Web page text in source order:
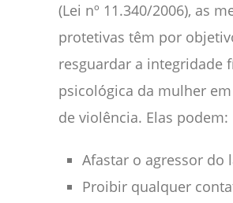
(Lei nº 11.340/2006), as
protetivas têm por
resguardar a integridade
psicológica da mulher
de violência. Elas podem:
Afastar o agressor do
Proibir qualquer